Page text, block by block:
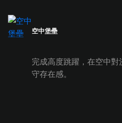
空中堡壘
完成高度跳躍，在空中
守存在感。